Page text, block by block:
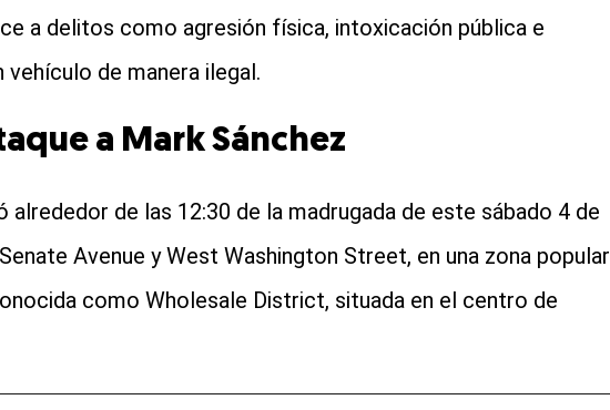
a delitos como agresión física, intoxicación pública e
vehículo de manera ilegal.
a Mark Sánchez
alrededor de las 12:30 de la madrugada de este sábado 4 de
Avenue y West Washington Street, en una zona popular
como Wholesale District, situada en el centro de